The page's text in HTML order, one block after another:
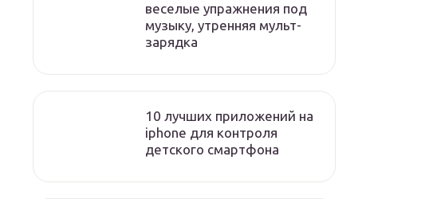
веселые упражнения под
музыку, утренняя мульт-
зарядка
10 лучших приложений на
iphone для контроля
детского смартфона